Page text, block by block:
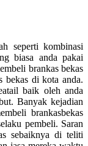
seperti kombinasi
biasa anda pakai
brankas bekas
bekas di kota anda.
baik oleh anda
Banyak kejadian
brankasbekas
pembeli. Saran
sebaiknya di teliti